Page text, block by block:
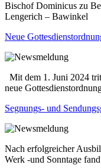
Bischof Dominicus zu
Lengerich – Bawinkel
Neue
Mit dem 1. Juni 2024
neue
Segnungs- und
Nach erfolgreicher
Werk -und Sonntage